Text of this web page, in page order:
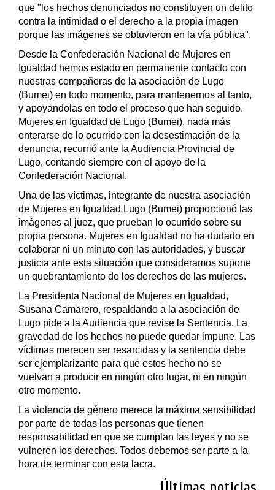
que "los hechos denunciados no constituyen un delito
contra la intimidad o el derecho a la propia imagen
porque las imágenes se obtuvieron en la vía pública".
Desde la Confederación Nacional de Mujeres en
Igualdad hemos estado en permanente contacto con
nuestras compañeras de la asociación de Lugo
(Bumei) en todo momento, para mantenernos al tanto,
y apoyándolas en todo el proceso que han seguido.
Mujeres en Igualdad de Lugo (Bumei), nada más
enterarse de lo ocurrido con la desestimación de la
denuncia, recurrió ante la Audiencia Provincial de
Lugo, contando siempre con el apoyo de la
Confederación Nacional.
Una de las víctimas, integrante de nuestra asociación
de Mujeres en Igualdad Lugo (Bumei) proporcionó las
imágenes al juez, que prueban lo ocurrido sobre su
propia persona. Mujeres en Igualdad no ha dudado en
colaborar ni un minuto con las autoridades, y buscar
justicia ante esta situación que consideramos supone
un quebrantamiento de los derechos de las mujeres.
La Presidenta Nacional de Mujeres en Igualdad,
Susana Camarero, respaldando a la asociación de
Lugo pide a la Audiencia que revise la Sentencia. La
gravedad de los hechos no puede quedar impune. Las
víctimas merecen ser resarcidas y la sentencia debe
ser ejemplarizante para que estos hecho no se
vuelvan a producir en ningún otro lugar, ni en ningún
otro momento.
La violencia de género merece la máxima sensibilidad
por parte de todas las personas que tienen
responsabilidad en que se cumplan las leyes y no se
vulneren los derechos. Todos debemos ser parte a la
hora de terminar con esta lacra.